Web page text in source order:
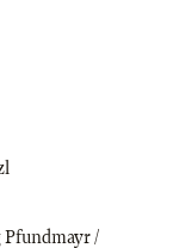
Pfundmayr /